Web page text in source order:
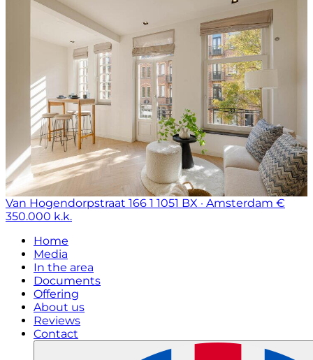
Van Hogendorpstraat 166 1 1051 BX · Amsterdam €
350.000 k.k.
Home
Media
In the area
Documents
Offering
About us
Reviews
Contact